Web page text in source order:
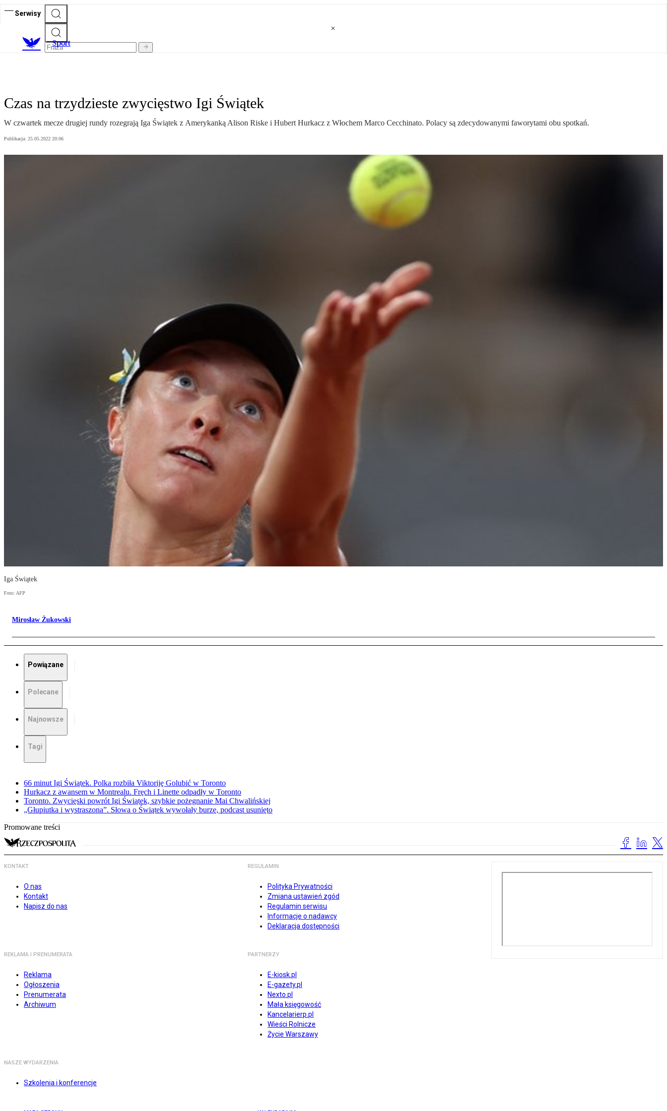
Serwisy
Sport
Czas na trzydzieste zwycięstwo Igi Świątek
W czwartek mecze drugiej rundy rozegrają Iga Świątek z Amerykanką Alison Riske i Hubert Hurkacz z Włochem Marco Cecchinato. Polacy są zdecydowanymi faworytami obu spotkań.
Publikacja: 25.05.2022 20:06
Iga Świątek
Foto: AFP
Mirosław Żukowski
Powiązane
Polecane
Najnowsze
Tagi
66 minut Igi Świątek. Polka rozbiła Viktoriję Golubić w Toronto
Hurkacz z awansem w Montrealu. Fręch i Linette odpadły w Toronto
Toronto. Zwycięski powrót Igi Świątek, szybkie pożegnanie Mai Chwalińskiej
„Głupiutka i wystraszona”. Słowa o Świątek wywołały burzę, podcast usunięto
Promowane treści
KONTAKT
O nas
Kontakt
Napisz do nas
REGULAMIN
Polityka Prywatności
Zmiana ustawień zgód
Regulamin serwisu
Informacje o nadawcy
Deklaracja dostępności
REKLAMA I PRENUMERATA
Reklama
Ogłoszenia
Prenumerata
Archiwum
PARTNERZY
E-kiosk.pl
E-gazety.pl
Nexto.pl
Mała księgowość
Kancelarierp.pl
Wieści Rolnicze
Życie Warszawy
NASZE WYDARZENIA
Szkolenia i konferencje